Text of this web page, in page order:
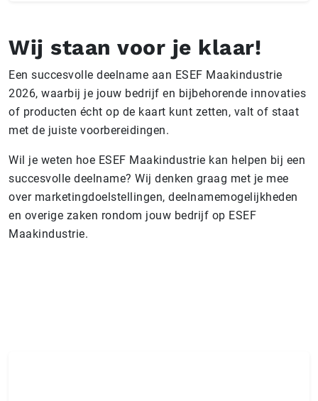
Wij staan voor je klaar!
Een succesvolle deelname aan ESEF Maakindustrie
2026, waarbij je jouw bedrijf en bijbehorende innovaties
of producten écht op de kaart kunt zetten, valt of staat
met de juiste voorbereidingen.
Wil je weten hoe ESEF Maakindustrie kan helpen bij een
succesvolle deelname? Wij denken graag met je mee
over marketingdoelstellingen, deelnamemogelijkheden
en overige zaken rondom jouw bedrijf op ESEF
Maakindustrie.